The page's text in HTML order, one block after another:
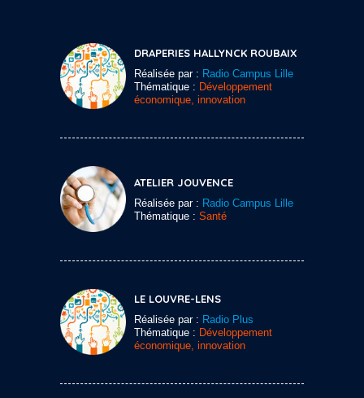
DRAPERIES HALLYNCK ROUBAIX
Réalisée par : Radio Campus Lille
Thématique : Développement
économique, innovation
ATELIER JOUVENCE
Réalisée par : Radio Campus Lille
Thématique : Santé
LE LOUVRE-LENS
Réalisée par : Radio Plus
Thématique : Développement
économique, innovation